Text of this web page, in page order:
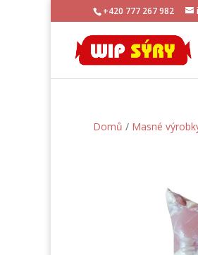
+420 777 267 982
Domů / Masné